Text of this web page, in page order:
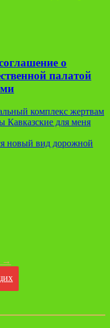
о
палатой
комплекс жертвам
Кавказские для меня
новый вид дорожной
→